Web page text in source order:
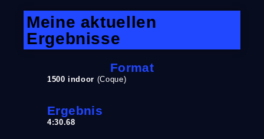
Meine aktuellen
Ergebnisse
Format
1500 indoor (Coque)
Ergebnis
4:30.68